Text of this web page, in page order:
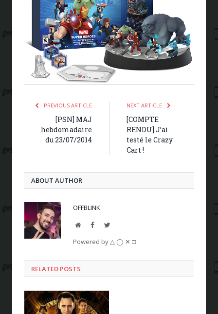
PREVIOUS ARTICLE
[PSN] MAJ
hebdomadaire
du 23/07/2014
NEXT ARTICLE
[COMPTE
RENDU] J’ai
testé le Crazy
Cart !
ABOUT AUTHOR
OFFBLINK
WebsiteFacebookTwitter
Powered by △ ◯ ✕ □
RELATED POSTS